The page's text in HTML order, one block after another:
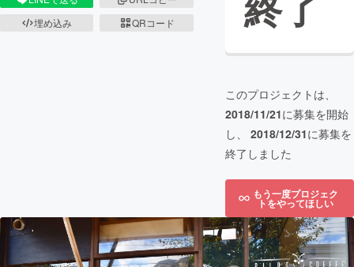
埋め込み
QRコード
このプロジェクトは、
2018/11/21に募集を開始
し、 2018/12/31に募集を
終了しました
もう一度プロジェク
トをやってほしい